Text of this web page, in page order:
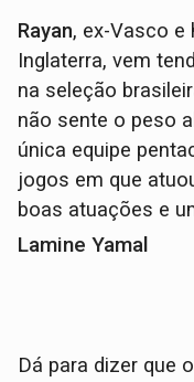
Rayan, ex-Vasco e
Inglaterra, vem
na seleção
não sente o peso
única equipe
jogos em que
boas atuações e
Lamine Yamal
Dá para dizer que